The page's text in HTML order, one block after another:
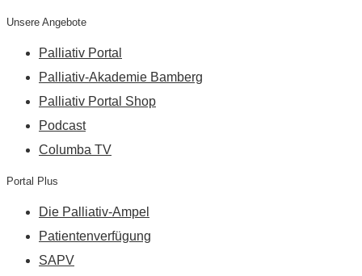
Unsere Angebote
Palliativ Portal
Palliativ-Akademie Bamberg
Palliativ Portal Shop
Podcast
Columba TV
Portal Plus
Die Palliativ-Ampel
Patientenverfügung
SAPV